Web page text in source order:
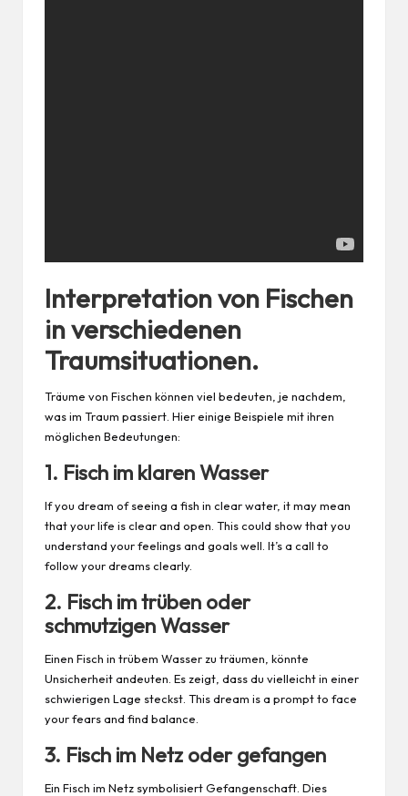
Interpretation von Fischen
in verschiedenen
Traumsituationen.
Träume von Fischen können viel bedeuten, je nachdem,
was im Traum passiert. Hier einige Beispiele mit ihren
möglichen Bedeutungen:
1. Fisch im klaren Wasser
If you dream of seeing a fish in clear water, it may mean
that your life is clear and open. This could show that you
understand your feelings and goals well. It’s a call to
follow your dreams clearly.
2. Fisch im trüben oder
schmutzigen Wasser
Einen Fisch in trübem Wasser zu träumen, könnte
Unsicherheit andeuten. Es zeigt, dass du vielleicht in einer
schwierigen Lage steckst. This dream is a prompt to face
your fears and find balance.
3. Fisch im Netz oder gefangen
Ein Fisch im Netz symbolisiert Gefangenschaft. Dies